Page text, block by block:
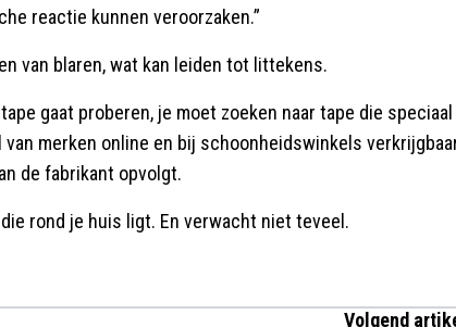
reactie kunnen veroorzaken.”
van blaren, wat kan leiden tot littekens.
gaat proberen, je moet zoeken naar tape die speciaal
merken online en bij schoonheidswinkels
de fabrikant opvolgt.
rond je huis ligt. En verwacht niet teveel.
Volgend